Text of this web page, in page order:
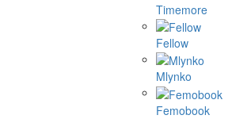
Timemore
Fellow
Mlynko
Femobook